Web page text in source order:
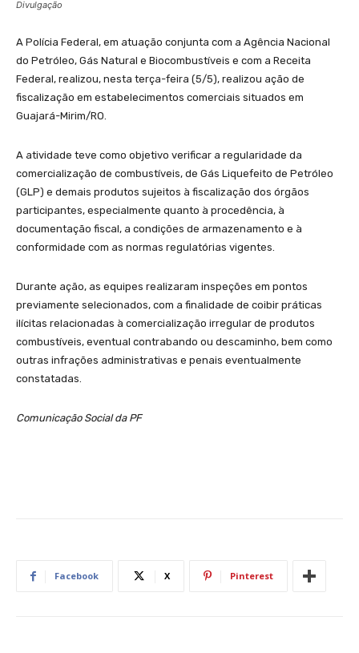
Divulgação
A Polícia Federal, em atuação conjunta com a Agência Nacional
do Petróleo, Gás Natural e Biocombustíveis e com a Receita
Federal, realizou, nesta terça-feira (5/5), realizou ação de
fiscalização em estabelecimentos comerciais situados em
Guajará-Mirim/RO.
A atividade teve como objetivo verificar a regularidade da
comercialização de combustíveis, de Gás Liquefeito de Petróleo
(GLP) e demais produtos sujeitos à fiscalização dos órgãos
participantes, especialmente quanto à procedência, à
documentação fiscal, a condições de armazenamento e à
conformidade com as normas regulatórias vigentes.
Durante ação, as equipes realizaram inspeções em pontos
previamente selecionados, com a finalidade de coibir práticas
ilícitas relacionadas à comercialização irregular de produtos
combustíveis, eventual contrabando ou descaminho, bem como
outras infrações administrativas e penais eventualmente
constatadas.
Comunicação Social da PF
Facebook X Pinterest